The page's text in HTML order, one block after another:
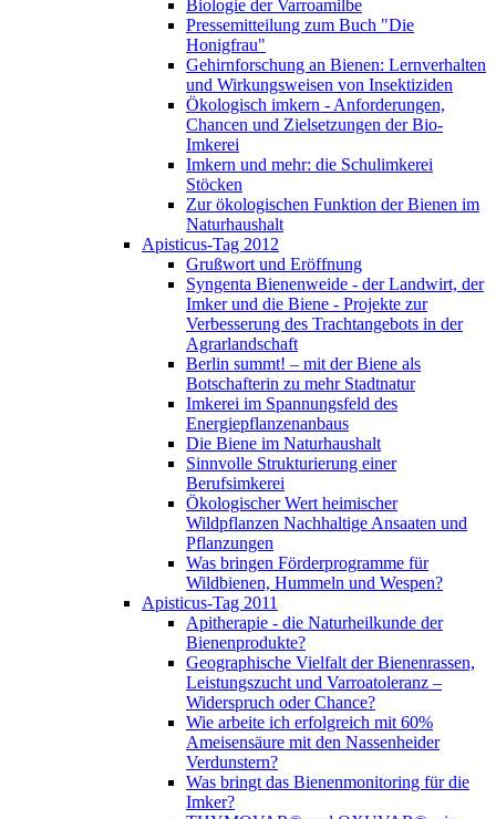
Biologie der Varroamilbe
Pressemitteilung zum Buch "Die
Honigfrau"
Gehirnforschung an Bienen: Lernverhalten
und Wirkungsweisen von Insektiziden
Ökologisch imkern - Anforderungen,
Chancen und Zielsetzungen der Bio-
Imkerei
Imkern und mehr: die Schulimkerei
Stöcken
Zur ökologischen Funktion der Bienen im
Naturhaushalt
Apisticus-Tag 2012
Grußwort und Eröffnung
Syngenta Bienenweide - der Landwirt, der
Imker und die Biene - Projekte zur
Verbesserung des Trachtangebots in der
Agrarlandschaft
Berlin summt! – mit der Biene als
Botschafterin zu mehr Stadtnatur
Imkerei im Spannungsfeld des
Energiepflanzenanbaus
Die Biene im Naturhaushalt
Sinnvolle Strukturierung einer
Berufsimkerei
Ökologischer Wert heimischer
Wildpflanzen Nachhaltige Ansaaten und
Pflanzungen
Was bringen Förderprogramme für
Wildbienen, Hummeln und Wespen?
Apisticus-Tag 2011
Apitherapie - die Naturheilkunde der
Bienenprodukte?
Geographische Vielfalt der Bienenrassen,
Leistungszucht und Varroatoleranz –
Widerspruch oder Chance?
Wie arbeite ich erfolgreich mit 60%
Ameisensäure mit den Nassenheider
Verdunstern?
Was bringt das Bienenmonitoring für die
Imker?